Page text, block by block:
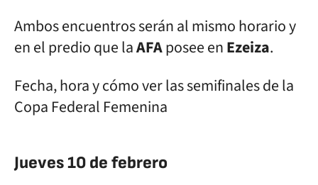
Ambos encuentros serán al mismo horario y
en el predio que laAFAposee enEzeiza.
Fecha, hora y cómo ver las semifinales de la
Copa Federal Femenina
Jueves 10 de febrero